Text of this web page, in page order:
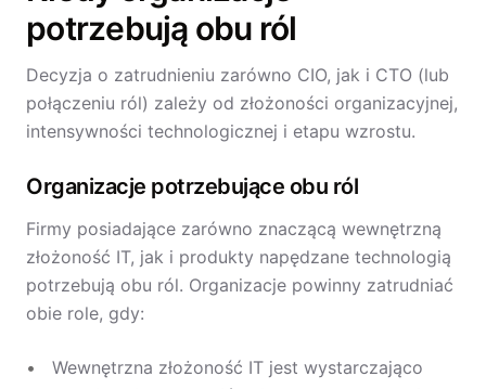
potrzebują obu ról
Decyzja o zatrudnieniu zarówno CIO, jak i CTO (lub
połączeniu ról) zależy od złożoności organizacyjnej,
intensywności technologicznej i etapu wzrostu.
Organizacje potrzebujące obu ról
Firmy posiadające zarówno znaczącą wewnętrzną
złożoność IT, jak i produkty napędzane technologią
potrzebują obu ról. Organizacje powinny zatrudniać
obie role, gdy:
Wewnętrzna złożoność IT jest wystarczająco